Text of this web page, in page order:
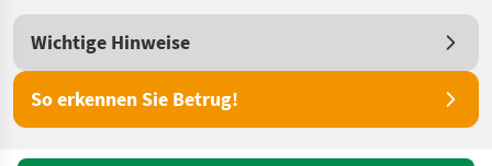
Wichtige Hinweise
So erkennen Sie Betrug!